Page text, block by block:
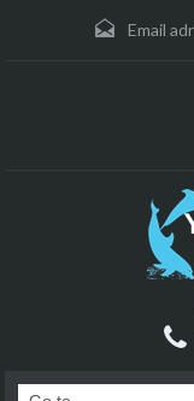
Email